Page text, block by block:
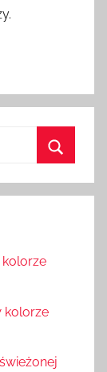
kolorze
kolorze